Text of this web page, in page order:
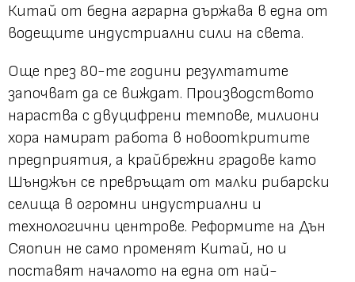
Китай от бедна аграрна държава в една от
водещите индустриални сили на света.
Още през 80-те години резултатите
започват да се виждат. Производството
нараства с двуцифрени темпове, милиони
хора намират работа в новооткритите
предприятия, а крайбрежни градове като
Шънджън се превръщат от малки рибарски
селища в огромни индустриални и
технологични центрове. Реформите на Дън
Сяопин не само променят Китай, но и
поставят началото на една от най-